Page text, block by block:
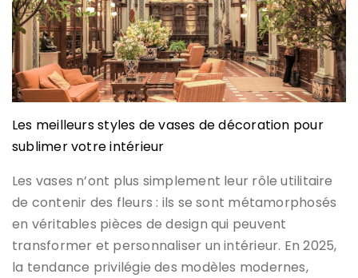
Les meilleurs styles de vases de décoration pour
sublimer votre intérieur
Les vases n’ont plus simplement leur rôle utilitaire
de contenir des fleurs : ils se sont métamorphosés
en véritables pièces de design qui peuvent
transformer et personnaliser un intérieur. En 2025,
la tendance privilégie des modèles modernes,